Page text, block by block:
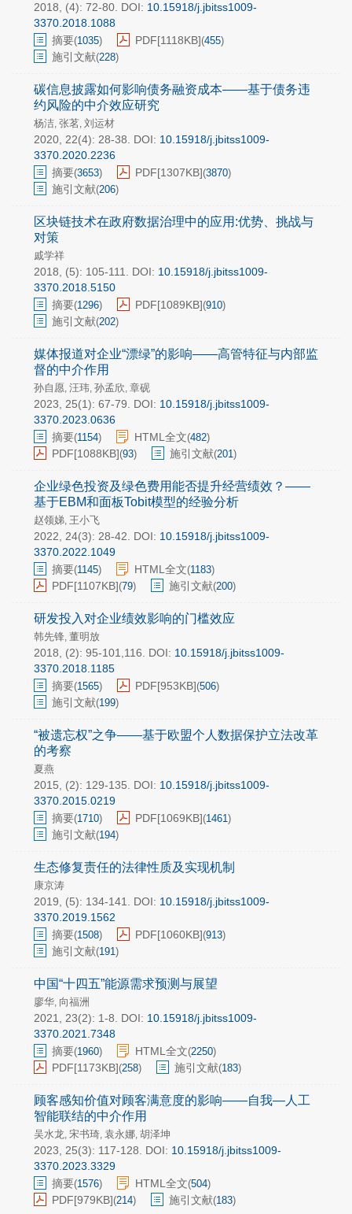
2018, (4): 72-80. DOI: 10.15918/j.jbitss1009-
3370.2018.1088
摘要(1035) PDF[1118KB](455)
施引文献(228)
碳信息披露如何影响债务融资成本——基于债务违
约风险的中介效应研究
杨洁, 张茗, 刘运材
2020, 22(4): 28-38. DOI: 10.15918/j.jbitss1009-
3370.2020.2236
摘要(3653) PDF[1307KB](3870)
施引文献(206)
区块链技术在政府数据治理中的应用:优势、挑战与
对策
戚学祥
2018, (5): 105-111. DOI: 10.15918/j.jbitss1009-
3370.2018.5150
摘要(1296) PDF[1089KB](910)
施引文献(202)
媒体报道对企业“漂绿”的影响——高管特征与内部监
督的中介作用
孙自愿, 汪玮, 孙孟欣, 章砚
2023, 25(1): 67-79. DOI: 10.15918/j.jbitss1009-
3370.2023.0636
摘要(1154) HTML全文(482)
PDF[1088KB](93) 施引文献(201)
企业绿色投资及绿色费用能否提升经营绩效？——
基于EBM和面板Tobit模型的经验分析
赵领娣, 王小飞
2022, 24(3): 28-42. DOI: 10.15918/j.jbitss1009-
3370.2022.1049
摘要(1145) HTML全文(1183)
PDF[1107KB](79) 施引文献(200)
研发投入对企业绩效影响的门槛效应
韩先锋, 董明放
2018, (2): 95-101,116. DOI: 10.15918/j.jbitss1009-
3370.2018.1185
摘要(1565) PDF[953KB](506)
施引文献(199)
“被遗忘权”之争——基于欧盟个人数据保护立法改革
的考察
夏燕
2015, (2): 129-135. DOI: 10.15918/j.jbitss1009-
3370.2015.0219
摘要(1710) PDF[1069KB](1461)
施引文献(194)
生态修复责任的法律性质及实现机制
康京涛
2019, (5): 134-141. DOI: 10.15918/j.jbitss1009-
3370.2019.1562
摘要(1508) PDF[1060KB](913)
施引文献(191)
中国“十四五”能源需求预测与展望
廖华, 向福洲
2021, 23(2): 1-8. DOI: 10.15918/j.jbitss1009-
3370.2021.7348
摘要(1960) HTML全文(2250)
PDF[1173KB](258) 施引文献(183)
顾客感知价值对顾客满意度的影响——自我—人工
智能联结的中介作用
吴水龙, 宋书琦, 袁永娜, 胡泽坤
2023, 25(3): 117-128. DOI: 10.15918/j.jbitss1009-
3370.2023.3329
摘要(1576) HTML全文(504)
PDF[979KB](214) 施引文献(183)